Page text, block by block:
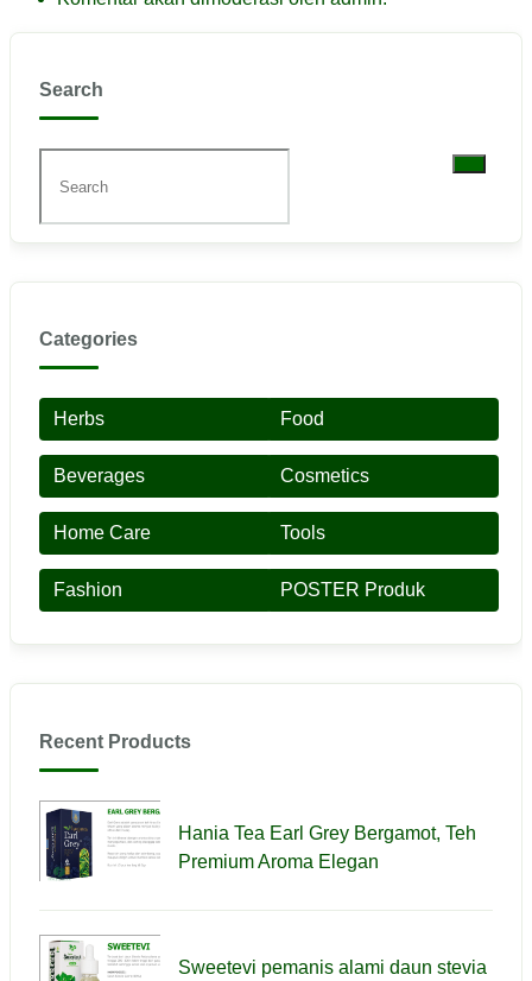
Search
Categories
Herbs Food
Beverages Cosmetics
Home Care Tools
Fashion POSTER Produk
Recent Products
Hania Tea Earl Grey Bergamot, Teh
Premium Aroma Elegan
Sweetevi pemanis alami daun stevia